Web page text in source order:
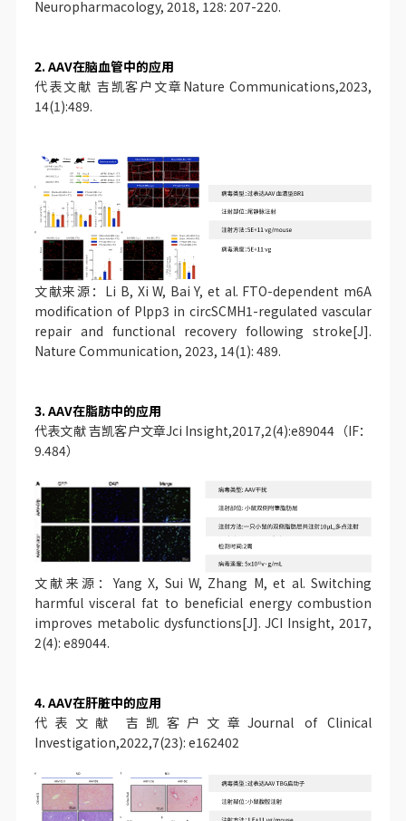
Neuropharmacology, 2018, 128: 207-220.
2. AAV在脑血管中的应用
代表文献 吉凯客户文章Nature Communications,2023,
14(1):489.
文献来源：Li B, Xi W, Bai Y, et al. FTO-dependent m6A
modification of Plpp3 in circSCMH1-regulated vascular
repair and functional recovery following stroke[J].
Nature Communication, 2023, 14(1): 489.
3. AAV在脂肪中的应用
代表文献 吉凯客户文章Jci Insight,2017,2(4):e89044（IF：
9.484）
文献来源：Yang X, Sui W, Zhang M, et al. Switching
harmful visceral fat to beneficial energy combustion
improves metabolic dysfunctions[J]. JCI Insight, 2017,
2(4): e89044.
4. AAV在肝脏中的应用
代表文献 吉凯客户文章Journal of Clinical
Investigation,2022,7(23): e162402